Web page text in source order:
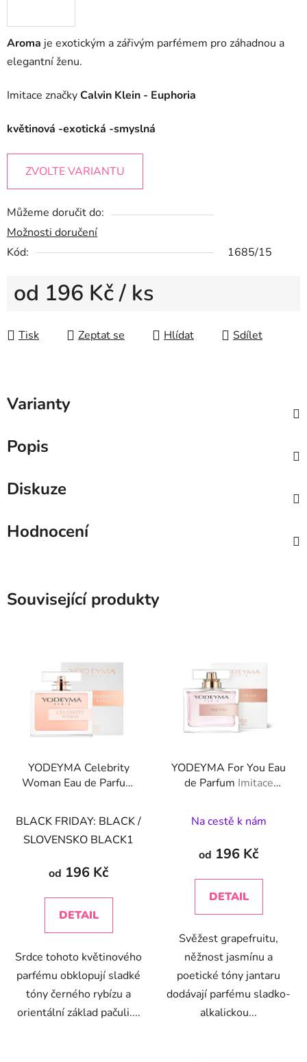
Aroma je exotickým a zářivým parfémem pro záhadnou a
elegantní ženu.
Imitace značkyCalvin Klein - Euphoria
květinová -exotická -smyslná
ZVOLTE VARIANTU
Můžeme doručit do:
Možnosti doručení
Kód:
1685/15
od 196 Kč/ ks
Tisk
Zeptat se Hlídat Sdílet
Varianty
Popis
Diskuze
Hodnocení
Související produkty
YODEYMA Celebrity
Woman Eau de Parfum
- La Vie est Belle
BLACK FRIDAY: BLACK /
SLOVENSKO BLACK1
od 196 Kč
DETAIL
Srdce tohoto květinového
parfému obklopují sladké
tóny černého rybízu a
orientální základ pačuli....
YODEYMA For You Eau
de Parfum Imitace
Na cestě k nám
od 196 Kč
DETAIL
Svěžest grapefruitu,
něžnost jasmínu a
poetické tóny jantaru
dodávají parfému sladko-
alkalickou...